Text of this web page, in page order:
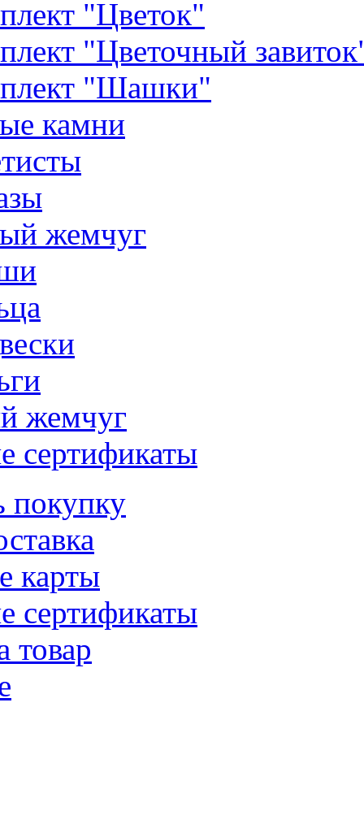
"Цветок"
"Цветочный
"Шашки"
камни
жемчуг
жемчуг
сертификаты
покупку
карты
сертификаты
товар